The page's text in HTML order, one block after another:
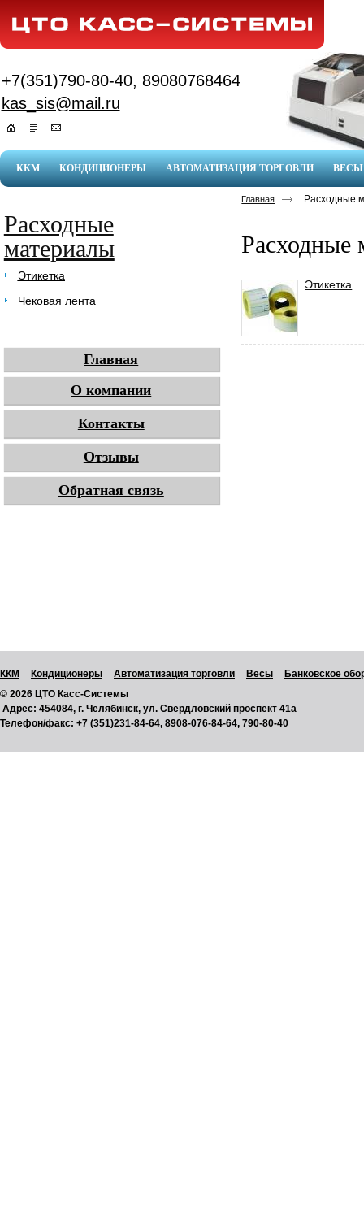
+7(351)790-80-40, 89080768464
kas_sis@mail.ru
ККМ КОНДИЦИОНЕРЫ АВТОМАТИЗАЦИЯ ТОРГОВЛИ ВЕСЫ
Расходные
материалы
Этикетка
Чековая лента
Главная
О компании
Контакты
Отзывы
Обратная связь
Главная Расходные
Расходные
Этикетка
ККМ Кондиционеры Автоматизация торговли Весы
Банковское
© 2026 ЦТО Касс-Системы
Адрес: 454084, г. Челябинск, ул. Свердловский проспект 41а
Телефон/факс: +7 (351)231-84-64, 8908-076-84-64, 790-80-40